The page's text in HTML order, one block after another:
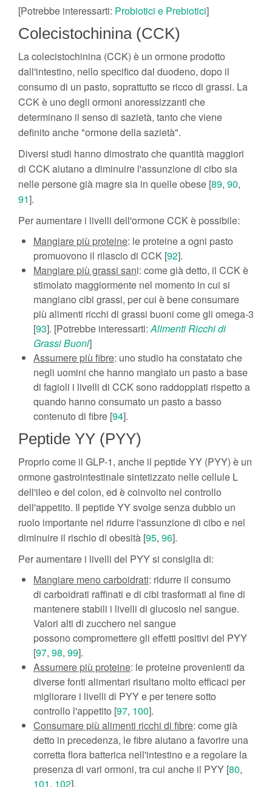
[Potrebbe interessarti: Probiotici e Prebiotici]
Colecistochinina (CCK)
La colecistochinina (CCK) è un ormone prodotto
dall'intestino, nello specifico dal duodeno, dopo il
consumo di un pasto, soprattutto se ricco di grassi. La
CCK è uno degli ormoni anoressizzanti che
determinano il senso di sazietà, tanto che viene
definito anche "ormone della sazietà".
Diversi studi hanno dimostrato che quantità maggiori
di CCK aiutano a diminuire l'assunzione di cibo sia
nelle persone già magre sia in quelle obese [89, 90,
91].
Per aumentare i livelli dell'ormone CCK è possibile:
Mangiare più proteine: le proteine​ a ogni pasto
promuovono il rilascio di CCK [92].
Mangiare più grassi sani: come già detto, il CCK è
stimolato maggiormente nel momento in cui si
mangiano cibi grassi, per cui è bene consumare
più alimenti ricchi di grassi buoni come gli omega-3
[93]. [Potrebbe interessarti: Alimenti Ricchi di
Grassi Buoni]
Assumere più fibre: uno studio ha constatato che
negli uomini che hanno mangiato un pasto a base
di fagioli i livelli di CCK sono raddoppiati rispetto a
quando hanno consumato un pasto a basso
contenuto di fibre [94].
Peptide YY (PYY)
Proprio come il GLP-1, anche il peptide YY (PYY) è un
ormone gastrointestinale sintetizzato nelle cellule L
dell'ileo e del colon, ed è coinvolto nel controllo
dell'appetito. Il peptide YY svolge senza dubbio un
ruolo importante nel ridurre l'assunzione di cibo e nel
diminuire il rischio di obesità [95, 96].
Per aumentare i livelli del PYY si consiglia di:
Mangiare meno carboidrati: ridurre il consumo
di carboidrati raffinati e di cibi trasformati al fine di
mantenere stabili i livelli di glucosio nel sangue.
Valori alti di zucchero nel sangue
possono compromettere gli effetti positivi del PYY
[97, 98, 99].
Assumere più proteine: le proteine ​​provenienti da
diverse fonti alimentari risultano molto efficaci per
migliorare i livelli di PYY e per tenere sotto
controllo l'appetito [97, 100].
Consumare più alimenti ricchi di fibre: come già
detto in precedenza, le fibre aiutano a favorire una
corretta flora batterica nell'intestino e a regolare la
presenza di vari ormoni, tra cui anche il PYY [80,
101, 102].